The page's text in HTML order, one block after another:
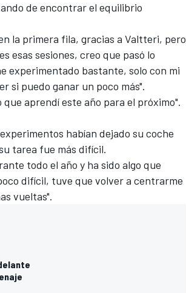
de encontrar el equilibrio
la primera fila, gracias a Valtteri, pero
esas sesiones, creo que pasó lo
experimentado bastante, solo con mi
si puedo ganar un poco más".
aprendí este año para el próximo".
habían dejado su coche
tarea fue más difícil.
todo el año y ha sido algo que
difícil, tuve que volver a centrarme
vueltas".